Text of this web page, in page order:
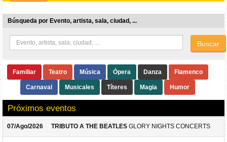
Búsqueda por Evento, artista, sala, ciudad, ...
Buscar
Familiar Teatro Música Ópera Danza Flamenco
Carnaval Musicales Títeres Magia Humor
Próximos eventos
07/Ago/2026 TRIBUTO A THE BEATLES GLORY NIGHTS CONCERTS